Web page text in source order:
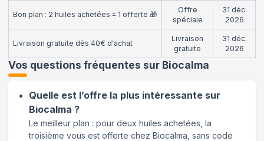
Bon plan : 2 huiles achetées = 1 offerte 🎁
Offre
spéciale
31 déc.
2026
Livraison gratuite dès 40€ d'achat
Livraison
gratuite
31 déc.
2026
Vos questions fréquentes sur Biocalma
Quelle est l’offre la plus intéressante sur
Biocalma ?
Le meilleur plan : pour deux huiles achetées, la
troisième vous est offerte chez Biocalma, sans code